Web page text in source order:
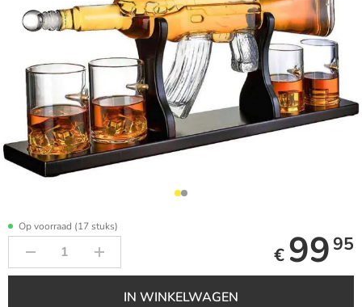
Op voorraad (17 stuks)
€ 99 95
IN WINKELWAGEN